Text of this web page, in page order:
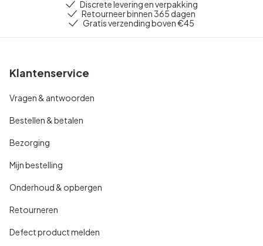
Discrete levering en verpakking
Retourneer binnen 365 dagen
Gratis verzending boven €45
Klantenservice
Vragen & antwoorden
Bestellen & betalen
Bezorging
Mijn bestelling
Onderhoud & opbergen
Retourneren
Defect product melden